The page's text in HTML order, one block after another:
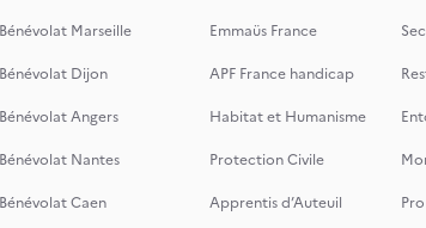
Bénévolat Marseille
Bénévolat Dijon
Bénévolat Angers
Bénévolat Nantes
Bénévolat Caen
Emmaüs France
APF France handicap
Habitat et Humanisme
Protection Civile
Apprentis d’Auteuil